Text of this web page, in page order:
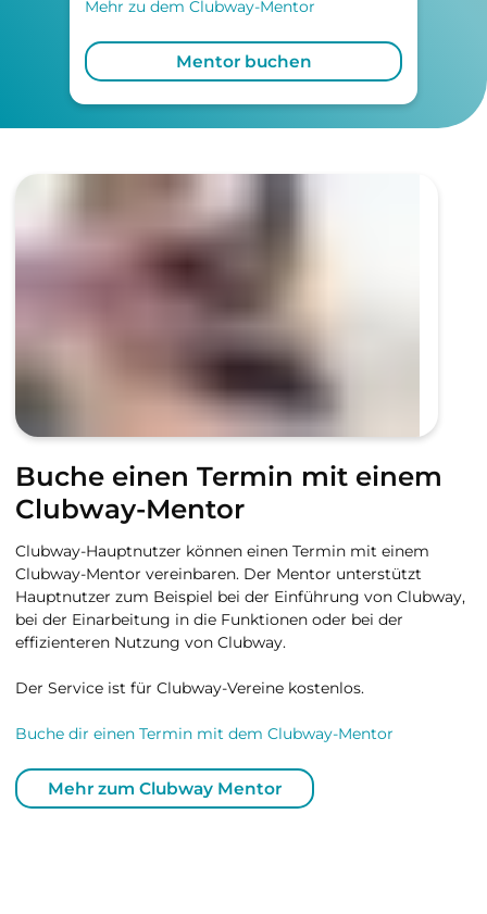
Mehr zu dem Clubway-Mentor
Mentor buchen
Buche einen Termin mit einem
Clubway-Mentor
Clubway-Hauptnutzer können einen Termin mit einem
Clubway-Mentor vereinbaren. Der Mentor unterstützt
Hauptnutzer zum Beispiel bei der Einführung von Clubway,
bei der Einarbeitung in die Funktionen oder bei der
effizienteren Nutzung von Clubway.
Der Service ist für Clubway-Vereine kostenlos.
Buche dir einen Termin mit dem Clubway-Mentor
Mehr zum Clubway Mentor